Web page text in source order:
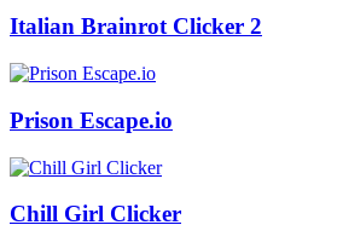
Italian Brainrot Clicker 2
Prison Escape.io
Chill Girl Clicker